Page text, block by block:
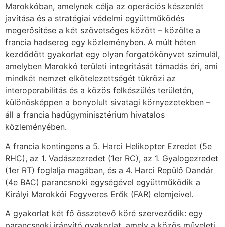
Marokkóban, amelynek célja az operációs készenlét
javítása és a stratégiai védelmi együttműködés
megerősítése a két szövetséges között – közölte a
francia hadsereg egy közleményben. A múlt héten
kezdődött gyakorlat egy olyan forgatókönyvet szimulál,
amelyben Marokkó területi integritását támadás éri, ami
mindkét nemzet elkötelezettségét tükrözi az
interoperabilitás és a közös felkészülés területén,
különösképpen a bonyolult sivatagi környezetekben –
áll a francia hadügyminisztérium hivatalos
közleményében.
A francia kontingens a 5. Harci Helikopter Ezredet (5e
RHC), az 1. Vadászezredet (1er RC), az 1. Gyalogezredet
(1er RT) foglalja magában, és a 4. Harci Repülő Dandár
(4e BAC) parancsnoki egységével együttműködik a
Királyi Marokkói Fegyveres Erők (FAR) elemjeivel.
A gyakorlat két fő összetevő köré szerveződik: egy